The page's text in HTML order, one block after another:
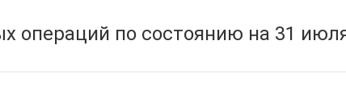
операций по состоянию на 31